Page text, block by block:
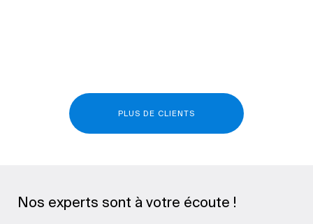
PLUS DE CLIENTS
Nos experts sont à votre écoute !